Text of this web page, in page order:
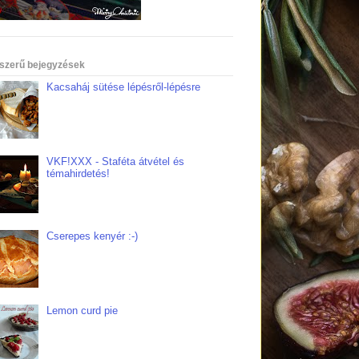
bejegyzések
Kacsaháj sütése lépésről-lépésre
VKF!XXX - Staféta átvétel és
témahirdetés!
Cserepes kenyér :-)
Lemon curd pie